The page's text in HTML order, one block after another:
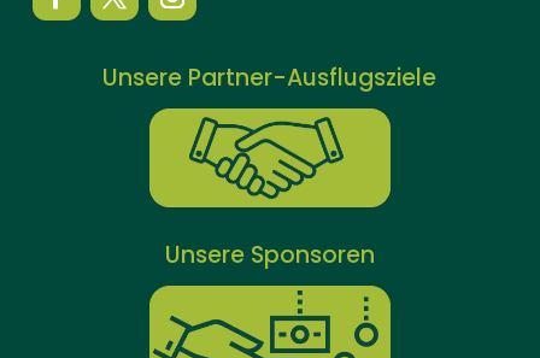
Unsere Partner-Ausflugsziele
Unsere Sponsoren